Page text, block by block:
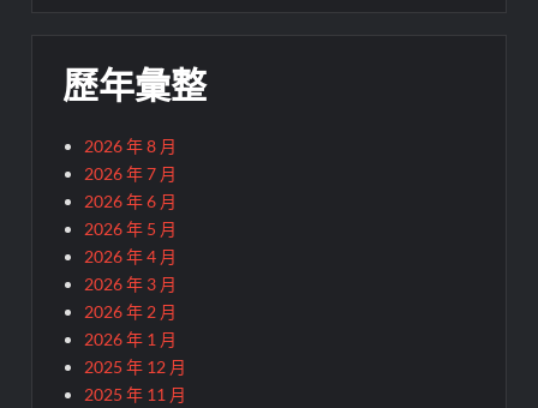
歷年彙整
2026 年 8 月
2026 年 7 月
2026 年 6 月
2026 年 5 月
2026 年 4 月
2026 年 3 月
2026 年 2 月
2026 年 1 月
2025 年 12 月
2025 年 11 月